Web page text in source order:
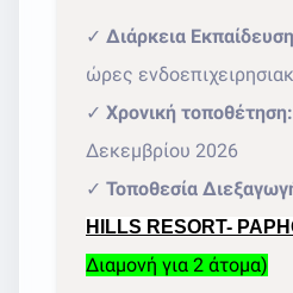
✓ Διάρκεια
ώρες
✓ Χρονική τοποθέτηση:
Δεκεμβρίου 2026
✓ Τοποθεσία
HILLS RESORT-
Διαμονή για 2 άτομα)